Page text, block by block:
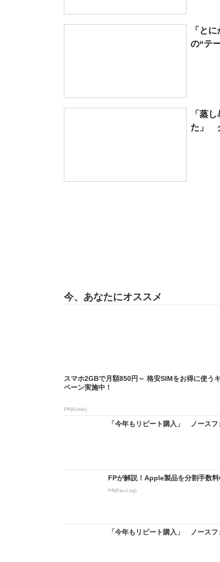
「と
の“テ
「蒸
た」
今、あなたにオススメ
スマホ2GBで月額850円～ 格安SIMをお得に使う
ペーン実施中！
PR(IIJmio)
「今年もリピート購入」 ノース
FPが解説！Apple製品を分割手数
PR(Fav-Log)
「今年もリピート購入」 ノース